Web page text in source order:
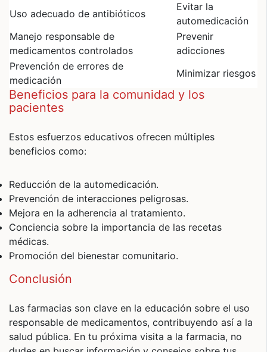
Uso adecuado de antibióticos
Evitar la
automedicación
Manejo responsable de
medicamentos controlados
Prevenir
adicciones
Prevención de errores de
medicación
Minimizar riesgos
Beneficios para la comunidad y los
pacientes
Estos esfuerzos educativos ofrecen múltiples
beneficios como:
Reducción de la automedicación.
Prevención de interacciones peligrosas.
Mejora en la adherencia al tratamiento.
Conciencia sobre la importancia de las recetas
médicas.
Promoción del bienestar comunitario.
Conclusión
Las farmacias son clave en la educación sobre el uso
responsable de medicamentos, contribuyendo así a la
salud pública. En tu próxima visita a la farmacia, no